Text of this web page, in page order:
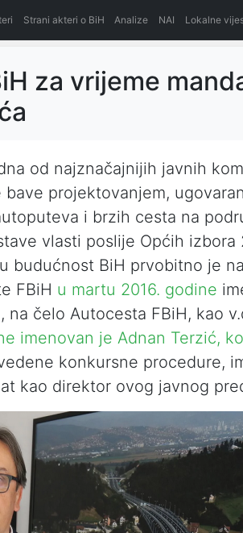
Strani akteri o BiH Analize NAI Lokalne
za vrijeme
od najznačajnijih javnih
bave projektovanjem,
i brzih cesta na
vlasti poslije Općih izbora
budućnost BiH prvobitno je
FBiH u martu 2016. godine
na čelo Autocesta FBiH, kao
imenovan je Adnan Terzić,
konkursne procedure,
kao direktor ovog javnog